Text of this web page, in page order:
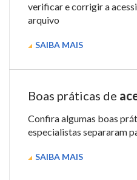
verificar e corrigir a
arquivo
SAIBA MAIS
Boas práticas de
Confira algumas boas
especialistas separaram
SAIBA MAIS